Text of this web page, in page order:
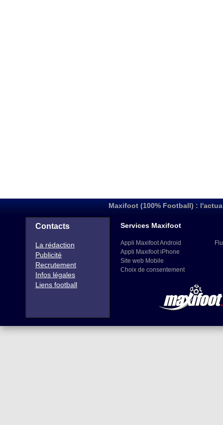
Maxifoot (100% Football) :
Contacts
La rédaction
Publicité
Recrutement
Infos légales
Liens football
Services Maxifoot
Appli Maxifoot Android
Appli Maxifoot iPhone
Site web Mobile
Choix de consentement